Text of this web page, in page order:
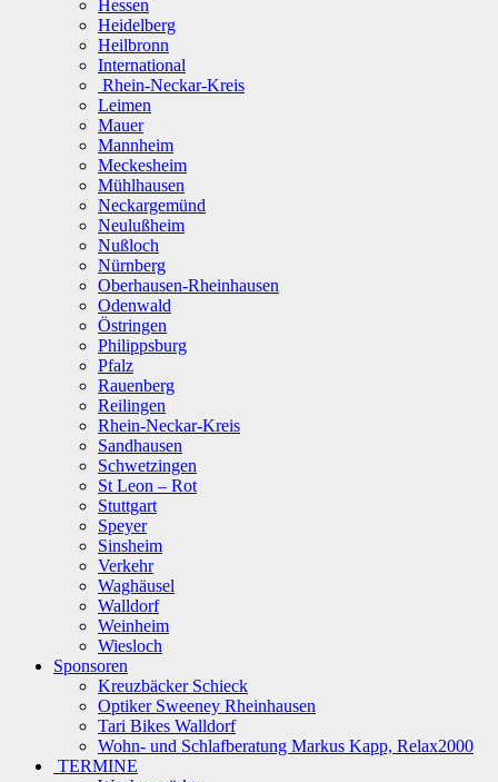
Hessen
Heidelberg
Heilbronn
International
Rhein-Neckar-Kreis
Leimen
Mauer
Mannheim
Meckesheim
Mühlhausen
Neckargemünd
Neulußheim
Nußloch
Nürnberg
Oberhausen-Rheinhausen
Odenwald
Östringen
Philippsburg
Pfalz
Rauenberg
Reilingen
Rhein-Neckar-Kreis
Sandhausen
Schwetzingen
St Leon – Rot
Stuttgart
Speyer
Sinsheim
Verkehr
Waghäusel
Walldorf
Weinheim
Wiesloch
Sponsoren
Kreuzbäcker Schieck
Optiker Sweeney Rheinhausen
Tari Bikes Walldorf
Wohn- und Schlafberatung Markus Kapp, Relax2000
TERMINE